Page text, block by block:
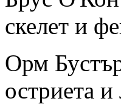
скелет и
Орм
остриета